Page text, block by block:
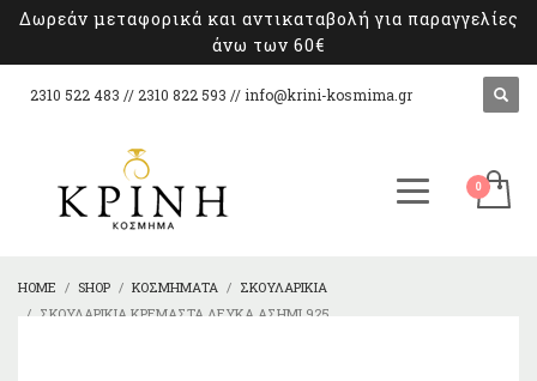
Δωρεάν μεταφορικά και αντικαταβολή για παραγγελίες
άνω των 60€
2310 522 483 // 2310 822 593 // info@krini-kosmima.gr
HOME SHOP ΚΟΣΜΉΜΑΤΑ
ΣΚΟΥΛΑΡΊΚΙΑ
ΣΚΟΥΛΑΡΊΚΙΑ ΚΡΕΜΑΣΤΆ ΛΕΥΚΆ ΑΣΉΜΙ 925